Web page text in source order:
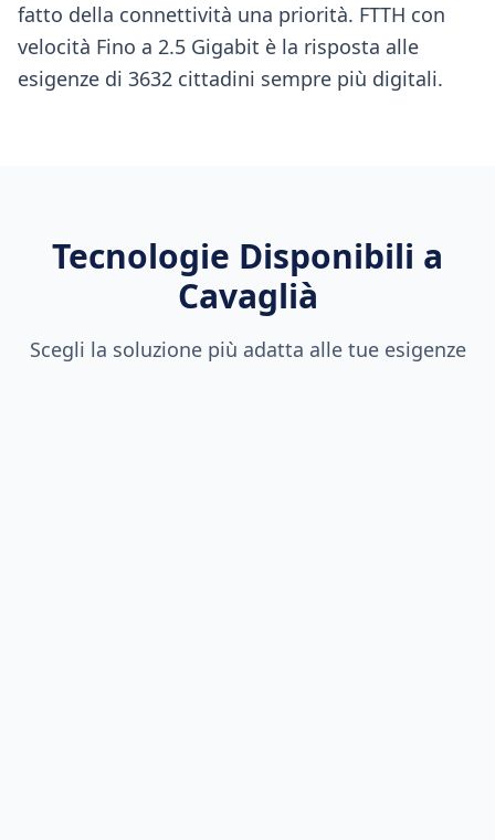
fatto della connettività una priorità. FTTH con
velocità Fino a 2.5 Gigabit è la risposta alle
esigenze di 3632 cittadini sempre più digitali.
Tecnologie Disponibili a
Cavaglià
Scegli la soluzione più adatta alle tue esigenze